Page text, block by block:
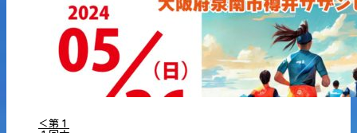
＜第１